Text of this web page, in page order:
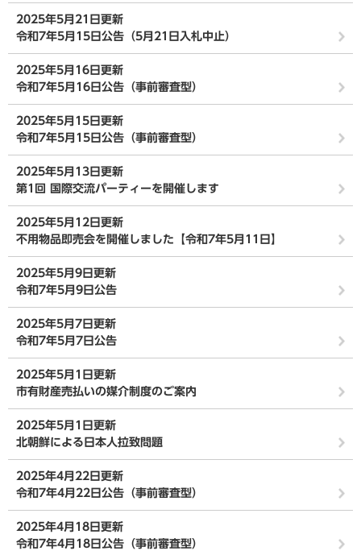
2025年5月21日更新
令和7年5月15日公告（5月21日入札中止）
2025年5月16日更新
令和7年5月16日公告（事前審査型）
2025年5月15日更新
令和7年5月15日公告（事前審査型）
2025年5月13日更新
第1回 国際交流パーティーを開催します
2025年5月12日更新
不用物品即売会を開催しました【令和7年5月11日】
2025年5月9日更新
令和7年5月9日公告
2025年5月7日更新
令和7年5月7日公告
2025年5月1日更新
市有財産売払いの媒介制度のご案内
2025年5月1日更新
北朝鮮による日本人拉致問題
2025年4月22日更新
令和7年4月22日公告（事前審査型）
2025年4月18日更新
令和7年4月18日公告（事前審査型）